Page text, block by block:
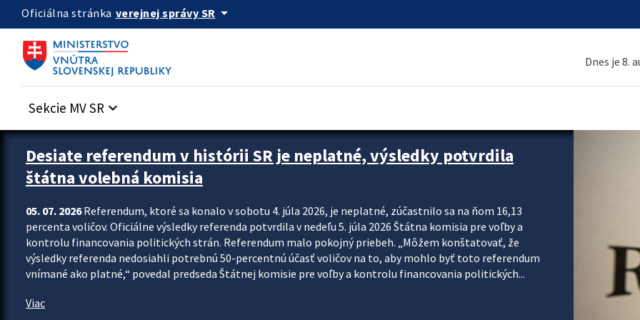
Preskocit na hlavný obsah
Oficiálna stránka verejnej správy SR arrow_drop_down
Dnes je 8.
Sekcie MV SR keyboard_arrow_down
Zastavit automatický posun upútavok
Desiate referendum v histórii SR je neplatné, výsledky potvrdila
štátna volebná komisia
05. 07. 2026Referendum, ktoré sa konalo v sobotu 4. júla 2026, je neplatné, zúčastnilo sa na ňom 16,13
percenta voličov. Oficiálne výsledky referenda potvrdila v nedeľu 5. júla 2026 Štátna komisia pre voľby a
kontrolu financovania politických strán. Referendum malo pokojný priebeh. „Môžem konštatovať, že
výsledky referenda nedosiahli potrebnú 50-percentnú účasť voličov na to, aby mohlo byť toto referendum
vnímané ako platné,“ povedal predseda Štátnej komisie pre voľby a kontrolu financovania politických...
Viac